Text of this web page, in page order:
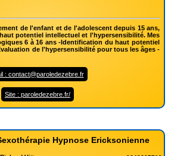
de l'enfant et de l'adolescent depuis 15 ans,
potentiel intellectuel et l'hypersensibilité. Mes
6 à 16 ans -Identification du haut potentiel
de l'hypersensibilité pour tous les âges -
: contact@paroledezebre.fr
Site : paroledezebre.fr/
Hypnose Ericksonienne